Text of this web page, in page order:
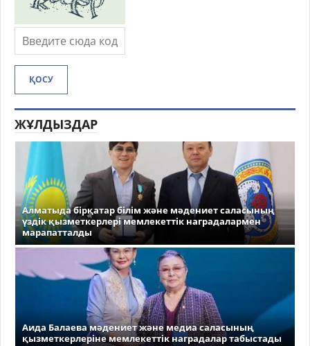
ҚОСУ
ЖҰЛДЫЗДАР
Алматыда бірқатар білім және мәдениет саласының
үздік қызметкерлері мемлекеттік наградалармен
марапатталды
Аида Балаева мәдениет және медиа саласының
қызметкерлеріне мемлекеттік наградалар табыстады